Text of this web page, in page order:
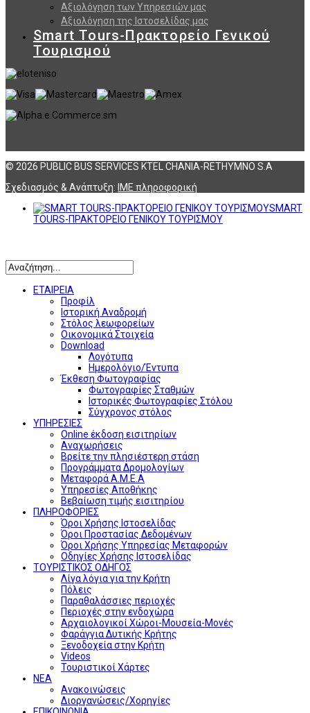
Αξιολόγηση των Υπηρεσιών μας
Αξιολόγηση της Ιστοσελίδας μας
Smart Tours-Πρακτορείο Γενικού
Τουρισμού
© 2026 PUBLIC BUS SERVICES KTEL CHANIA-RETHYMNO S.A
Σχεδιασμός & Ανάπτυξη: ΙΜΕ πληροφορική
SMART
TOURS-ΠΡΑΚΤΟΡΕΙΟ ΓΕΝΙΚΟΥ ΤΟΥΡΙΣΜΟΥ
ΕΤΑΙΡΕΙΑ
Προφίλ
Ιστορική Αναδρομή
Στόλος λεωφορείων
Οικονομικά Στοιχεία
Download
Λογότυπα
Ημερολόγιο/Έντυπα
Έκθεση Φωτογραφίας
Φωτογραφίες Σταθμών
Ιστορικές Φωτογραφίες Στόλου
Σύγχρονος στόλος
ΥΠΗΡΕΣΙΕΣ
Online έκδοση εισιτηρίων
Αναχωρήσεις
Βρείτε την πλησιέστερη στάση
Προγράμματα Δρομολογίων
Μεταφορά Α.Μ.Ε.Α
Υπηρεσίες Αποθήκης
Βεβαίωση τιμής εισιτηρίου
ΠΛΗΡΟΦΟΡΙΕΣ
Όροι Χρήσης Ιστοσελίδας
Όροι Προστασίας Δεδομένων
Όροι Χρήσης Υπηρεσίας Μεταφορών
Οδηγίες Χρήσης Ιστοσελίδας
ΤΟΥΡΙΣΤΙΚΟΣ ΟΔΗΓΟΣ
Λίγα λόγια για την Κρήτη
Πόλεις
Παραθαλάσσιες περιοχές
Περιοχές στην ενδοχώρα
Αρχαιολογικοί Χώροι-Μουσεία-Μονές
Φαράγγια Δυτικής Κρήτης
Ξενοδοχεία στην Κρήτη
Videos
Τουριστικοί Χάρτες
ΝΕΑ
Ανακοινώσεις
Διοργανώσεις/Χορηγίες